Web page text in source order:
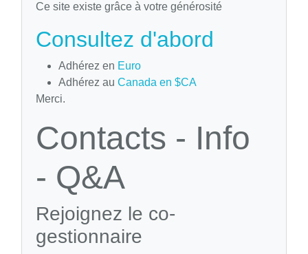
Ce site existe grâce à votre générosité
Consultez d'abord
Adhérez en Euro
Adhérez au Canada en $CA
Merci.
Contacts - Info
- Q&A
Rejoignez le co-
gestionnaire